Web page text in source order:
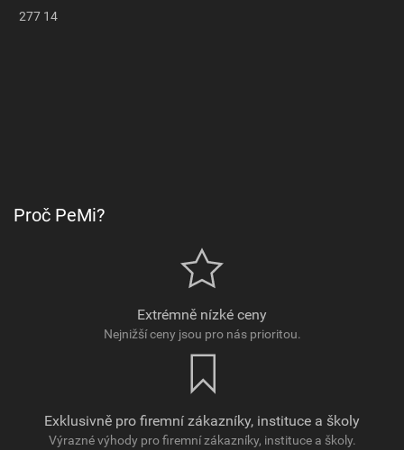
277 14
Proč PeMi?
Extrémně nízké ceny
Nejnižší ceny jsou pro nás prioritou.
Exklusivně pro firemní zákazníky, instituce a školy
Výrazné výhody pro firemní zákazníky, instituce a školy.